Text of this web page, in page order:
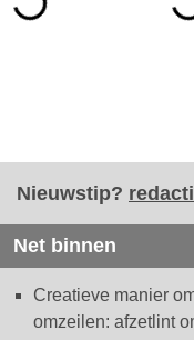
Nieuwstip?
Net binnen
Creatieve manier
omzeilen: afzetlint